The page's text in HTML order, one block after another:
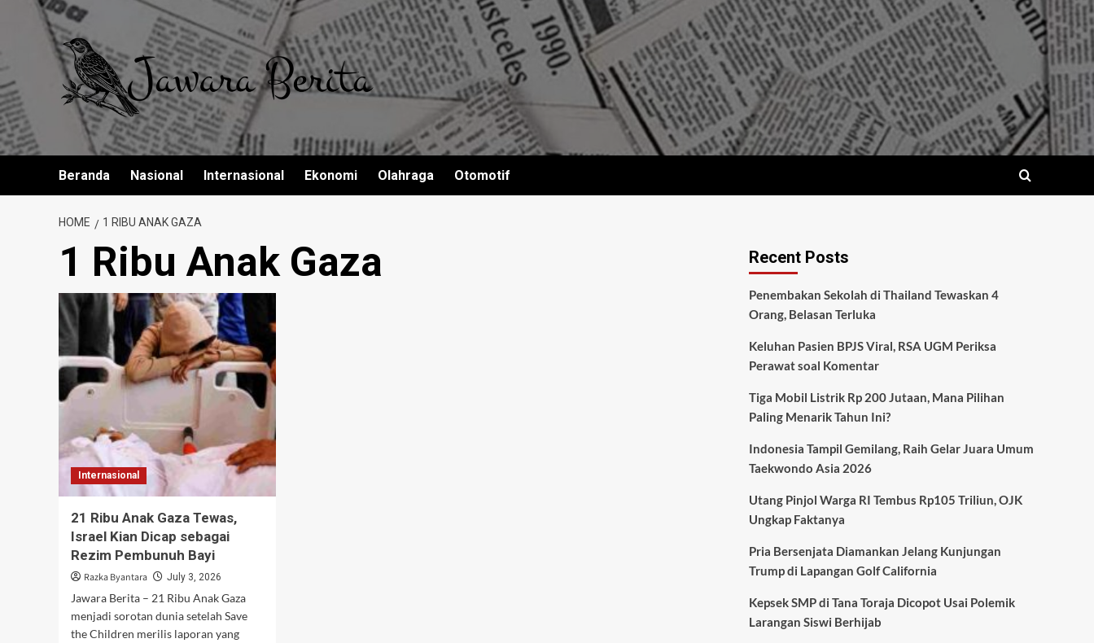
content
Beranda Nasional Internasional Ekonomi Olahraga Otomotif
HOME 1 RIBU ANAK GAZA
1 Ribu Anak Gaza
Internasional
21 Ribu Anak Gaza Tewas,
Israel Kian Dicap sebagai
Rezim Pembunuh Bayi
Razka Byantara July 3, 2026
Jawara Berita – 21 Ribu Anak Gaza
menjadi sorotan dunia setelah Save
the Children merilis laporan yang
Recent Posts
Penembakan Sekolah di Thailand Tewaskan 4
Orang, Belasan Terluka
Keluhan Pasien BPJS Viral, RSA UGM Periksa
Perawat soal Komentar
Tiga Mobil Listrik Rp 200 Jutaan, Mana Pilihan
Paling Menarik Tahun Ini?
Indonesia Tampil Gemilang, Raih Gelar Juara Umum
Taekwondo Asia 2026
Utang Pinjol Warga RI Tembus Rp105 Triliun, OJK
Ungkap Faktanya
Pria Bersenjata Diamankan Jelang Kunjungan
Trump di Lapangan Golf California
Kepsek SMP di Tana Toraja Dicopot Usai Polemik
Larangan Siswi Berhijab